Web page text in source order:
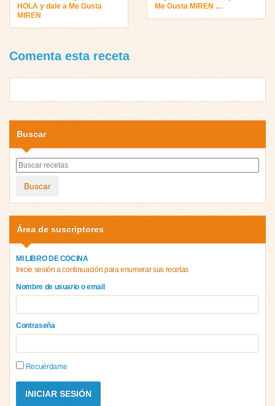
HOLA y dale a Me Gusta
MIREN
Me Gusta MIREN …
Comenta esta receta
Buscar
Buscar
Área de suscriptores
MI LIBRO DE COCINA
Inicie sesión a continuación para enumerar sus recetas
Nombre de usuario o email
Contraseña
Recuérdame